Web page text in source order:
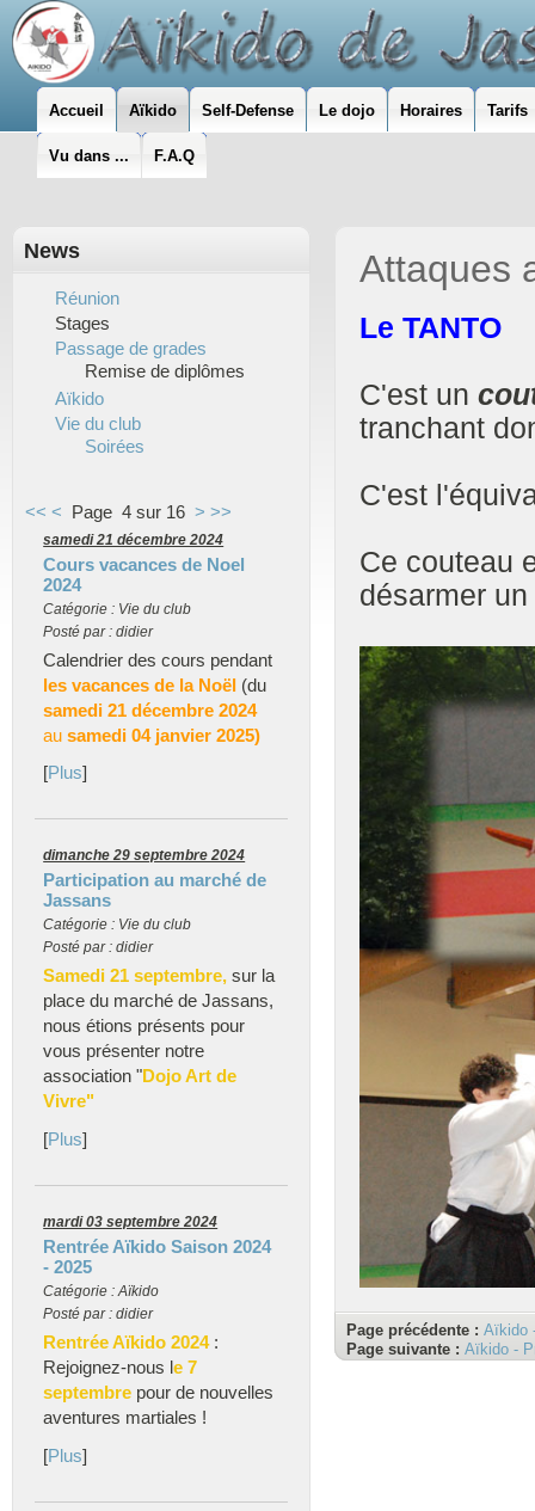
Accueil Aïkido Self-Defense Le dojo Horaires Tarifs
Vu dans ... F.A.Q
News
Réunion
Stages
Passage de grades
Remise de diplômes
Aïkido
Vie du club
Soirées
<< < Page 4 sur 16 > >>
samedi 21 décembre 2024
Cours vacances de Noel
2024
Catégorie : Vie du club
Posté par : didier
Calendrier des cours pendant
les vacances de la Noël (du
samedi 21 décembre 2024
ausamedi 04 janvier 2025)
[Plus]
dimanche 29 septembre 2024
Participation au marché de
Jassans
Catégorie : Vie du club
Posté par : didier
Samedi 21 septembre, sur la
place du marché de Jassans,
nous étions présents pour
vous présenter notre
association "Dojo Art de
Vivre"
[Plus]
mardi 03 septembre 2024
Rentrée Aïkido Saison 2024
- 2025
Catégorie : Aïkido
Posté par : didier
Rentrée Aïkido 2024:
Rejoignez-nous le 7
septembre pour de nouvelles
aventures martiales !
[Plus]
Attaques
Le TANTO
C'est un
tranchant
C'est
Ce couteau
désarmer
Page précédente : Aïkido
Page suivante : Aïkido -